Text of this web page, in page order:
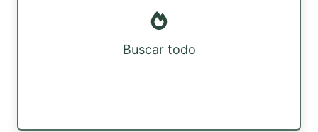
Buscar todo